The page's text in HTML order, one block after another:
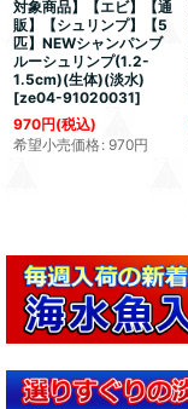
対象商品】【エビ】【通
販】【シュリンプ】【5
匹】NEWシャンパンブ
ルーシュリンプ(1.2-
1.5cm)(生体)(淡水)
[ze04-91020031]
970円(税込)
希望小売価格: 970円